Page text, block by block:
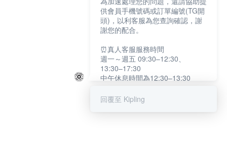
供會員手機號碼或訂單編號(TG開
頭)，以利客服為您查詢確認，謝
謝您的配合。
⏰真人客服服務時間
週一～週五 09:30–12:30、
13:30–17:30
中午休息時間為12:30–13:30
提醒您：系統會自動已讀訊息，如
回覆至 Kipling